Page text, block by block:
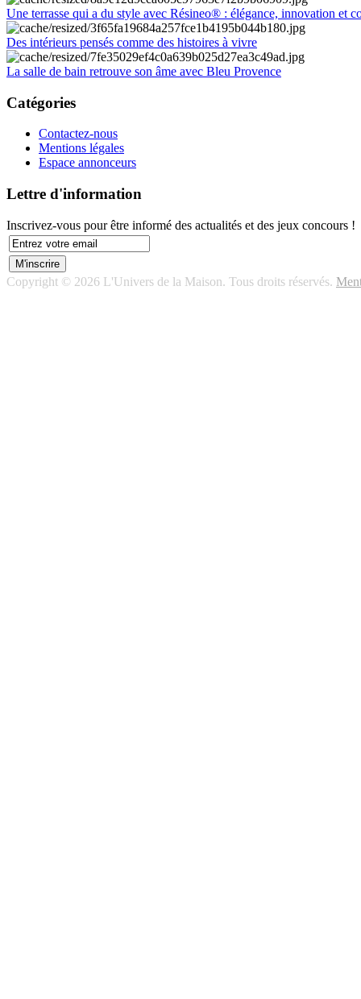
Une terrasse qui a du style avec Résineo® : élégance, innovation et
Des intérieurs pensés comme des histoires à vivre
La salle de bain retrouve son âme avec Bleu Provence
Catégories
Contactez-nous
Mentions légales
Espace annonceurs
Lettre d'information
Inscrivez-vous pour être informé des actualités et des jeux concours !
Copyright © 2026 L'Univers de la Maison. Tous droits réservés.